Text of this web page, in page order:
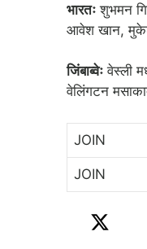
भारतः शुभमन
आवेश खान, मुकेश
जिंबाब्वेः वेस्ली
वेलिंगटन
JOIN
JOIN